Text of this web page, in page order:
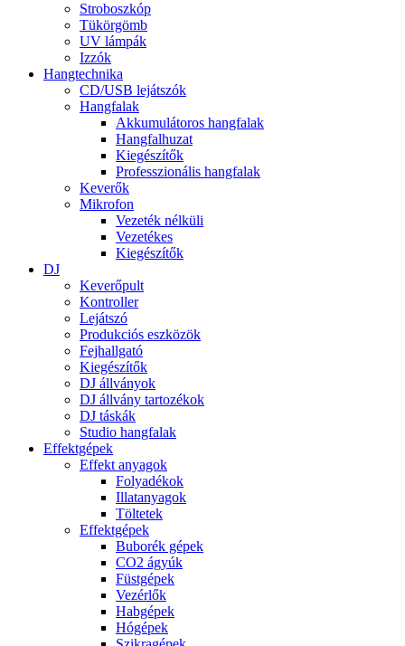
Stroboszkóp
Tükörgömb
UV lámpák
Izzók
Hangtechnika
CD/USB lejátszók
Hangfalak
Akkumulátoros hangfalak
Hangfalhuzat
Kiegészítők
Professzionális hangfalak
Keverők
Mikrofon
Vezeték nélküli
Vezetékes
Kiegészítők
DJ
Keverőpult
Kontroller
Lejátszó
Produkciós eszközök
Fejhallgató
Kiegészítők
DJ állványok
DJ állvány tartozékok
DJ táskák
Studio hangfalak
Effektgépek
Effekt anyagok
Folyadékok
Illatanyagok
Töltetek
Effektgépek
Buborék gépek
CO2 ágyúk
Füstgépek
Vezérlők
Habgépek
Hógépek